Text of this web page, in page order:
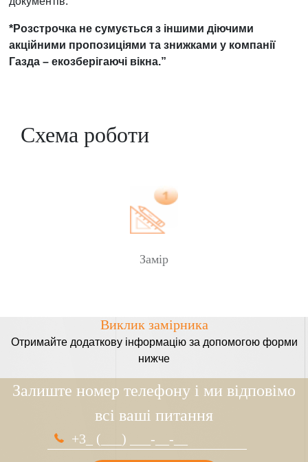
*Розстрочка не сумується з іншими діючими
акційними пропозиціями та знижками у компанії
Газда – екозберігаючі вікна.”
Схема роботи
Замір
Виклик замірника
Отримайте додаткову інформацію за допомогою форми
нижче
Залиште номер телефону і ми відповімо
всі ваші питання